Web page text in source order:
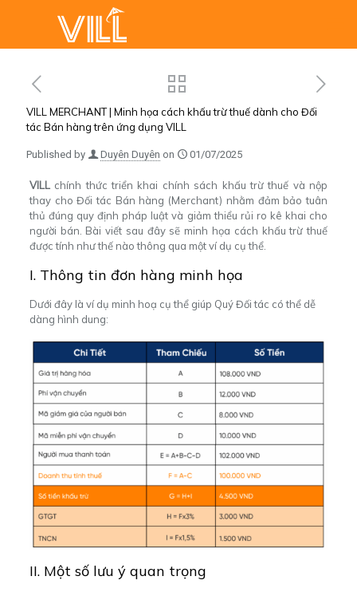
VILL MERCHANT | Minh họa cách khấu trừ thuế dành cho Đối
tác Bán hàng trên ứng dụng VILL
Published by Duyên Duyên on 01/07/2025
VILLchính thức triển khai chính sách khấu trừ thuế và nộp
thay cho Đối tác Bán hàng (Merchant) nhằm đảm bảo tuân
thủ đúng quy định pháp luật và giảm thiểu rủi ro kê khai cho
người bán. Bài viết sau đây sẽ minh họa cách khấu trừ thuế
được tính như thế nào thông qua một ví dụ cụ thể.
I. Thông tin đơn hàng minh họa
Dưới đây là ví dụ minh hoạ cụ thể giúp Quý Đối tác có thể dễ
dàng hình dung:
II. Một số lưu ý quan trọng